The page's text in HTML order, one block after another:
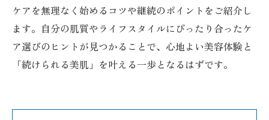
ケアを無理なく始めるコツや継続のポイントをご紹介し
ます。自分の肌質やライフスタイルにぴったり合ったケ
ア選びのヒントが見つかることで、心地よい美容体験と
「続けられる美肌」を叶える一歩となるはずです。